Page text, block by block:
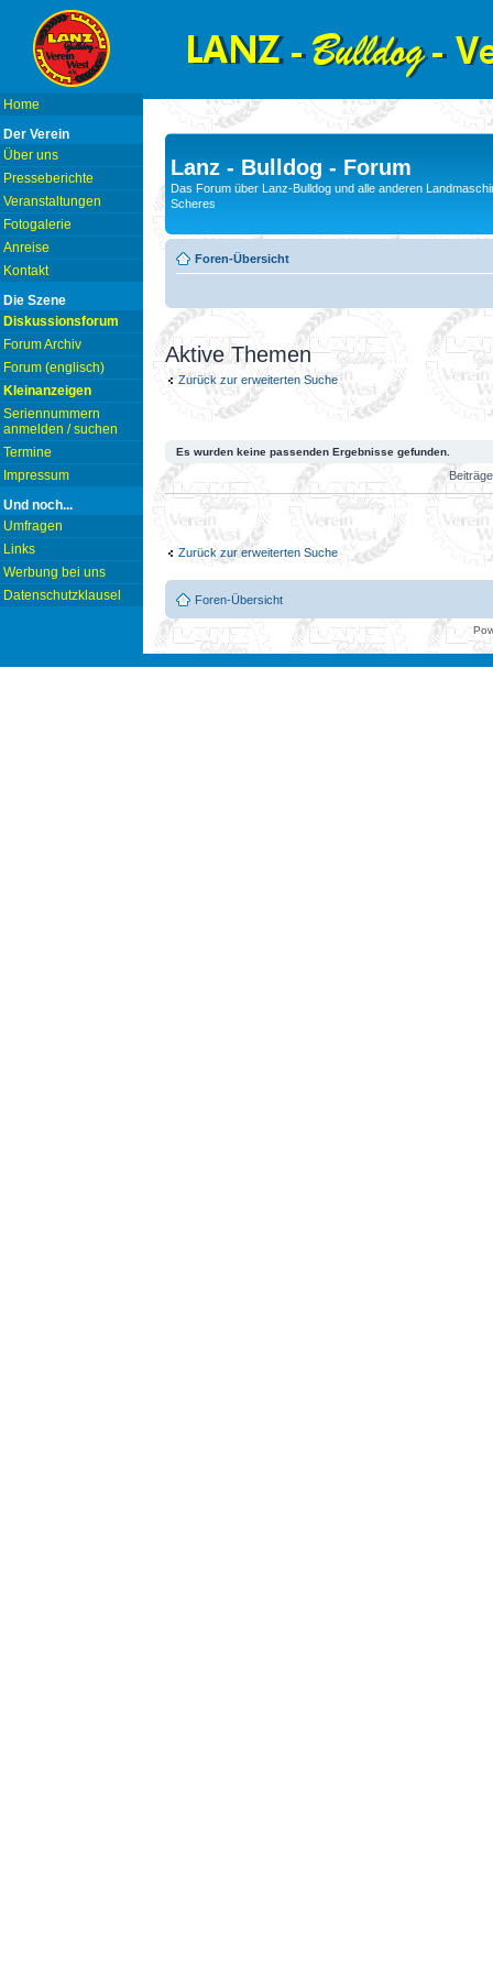
Home
Der Verein
Über uns
Presseberichte
Veranstaltungen
Fotogalerie
Anreise
Kontakt
Die Szene
Diskussionsforum
Forum Archiv
Forum (englisch)
Kleinanzeigen
Seriennummern
anmelden / suchen
Termine
Impressum
Und noch...
Umfragen
Links
Werbung bei uns
Datenschutzklausel
Lanz - Bulldog - Forum
Das Forum über Lanz-Bulldog und alle anderen
Scheres
Foren-Übersicht
Aktive Themen
Zurück zur erweiterten Suche
Es wurden keine passenden Ergebnisse gefunden.
Zurück zur erweiterten Suche
Foren-Übersicht